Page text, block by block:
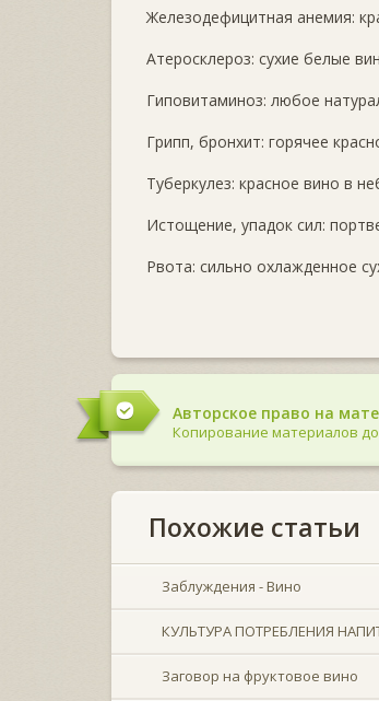
Железодефицитная анемия:
Атеросклероз: сухие белые
Гиповитаминоз: любое
Грипп, бронхит: горячее
Туберкулез: красное вино в
Истощение, упадок сил:
Рвота: сильно охлажденное
Авторское право на
Копирование материалов
Похожие статьи
Заблуждения - Вино
КУЛЬТУРА ПОТРЕБЛЕНИЯ
Заговор на фруктовое вино